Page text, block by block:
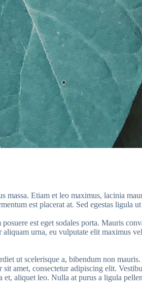
Etiam et leo maximus, lacinia
est placerat at. Sed egestas ligula
est eget sodales porta. Mauris
aliquam urna, eu vulputate elit maximus
ut scelerisque a, bibendum non
amet, consectetur adipiscing elit.
aliquet leo. Nulla at purus a ligula